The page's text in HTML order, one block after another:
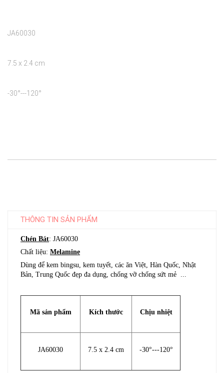
JA60030
7.5 x 2.4 cm
-30°---120°
THÔNG TIN SẢN PHẨM
Chén Bát: JA60030
Chất liệu: Melamine
Dùng để kem bingsu, kem tuyết, các ăn Việt, Hàn Quốc, Nhật
Bản, Trung Quốc đẹp đa dụng, chống vỡ chống sứt mẻ ...
Mã sản phẩm Kích thước Chịu nhiệt
JA60030 7.5 x 2.4 cm -30°---120°